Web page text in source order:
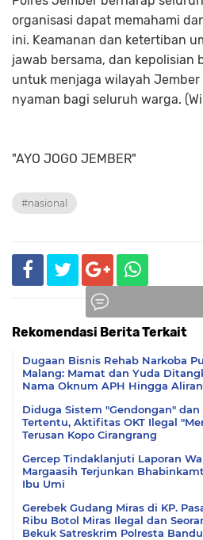
organisasi dapat memahami
ini. Keamanan dan ketertiban
jawab bersama, dan kepolisian
untuk menjaga wilayah
nyaman bagi seluruh warga.
"AYO JOGO JEMBER"
#nasional
Rekomendasi Berita Terkait
Dugaan Bisnis Rehab Narkoba
Malang: Mamat dan Yuda
Nama Oknum APH Hingga
Diduga Sistem "Gendongan"
Tertentu, Aktifitas OKT Ilegal
Terusan Kopo Cirangrang
Gercep Tindaklanjuti Laporan
Margaasih Terjunkan
Ibu Umi
Gerebek Gudang Miras di KP.
Ribu Botol Miras Ilegal dan
Bekuk Satreskrim Polresta